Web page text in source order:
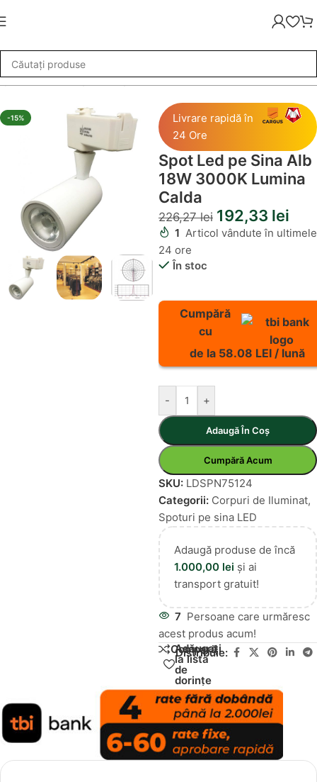
sina LED»Spot Led pe Sina Alb 18W 3000K Lumina Calda
-15%
Livrare rapidă în
24 Ore
Spot Led pe Sina Alb
18W 3000K Lumina
Calda
226,27lei 192,33 lei
1 Articol vândute în ultimele
24 ore
În stoc
Cumpără
cu
de la 58.08 LEI / lună
- +
Adaugă În Coș
Cumpără Acum
SKU: LDSPN75124
Categorii: Corpuri de Iluminat,
Spoturi pe sina LED
Adaugă produse de încă
1.000,00 lei și ai
transport gratuit!
7 Persoane care urmăresc
acest produs acum!
Compară
Adăugați
la lista
de
dorințe
Distribuie: